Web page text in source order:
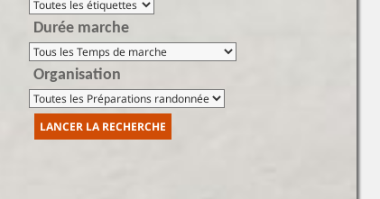
Durée marche
Organisation